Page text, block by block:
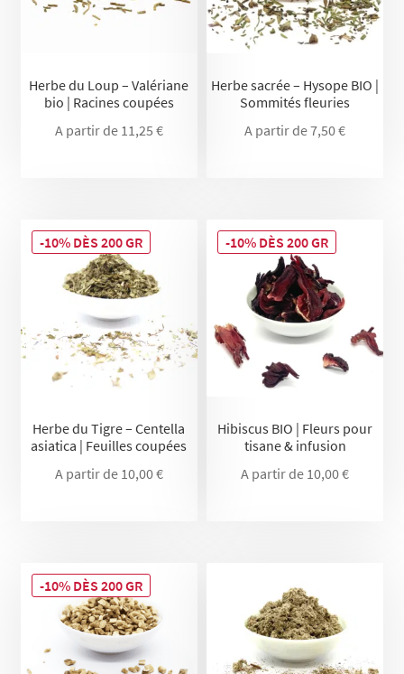
Herbe du Loup – Valériane
bio | Racines coupées
A partir de 11,25 €
Herbe sacrée – Hysope BIO |
Sommités fleuries
A partir de7,50€
Herbe du Tigre – Centella
asiatica | Feuilles coupées
-10% DÈS 200 GR
A partir de 10,00€
Hibiscus BIO | Fleurs pour
tisane & infusion
-10% DÈS 200 GR
A partir de 10,00€
-10% DÈS 200 GR